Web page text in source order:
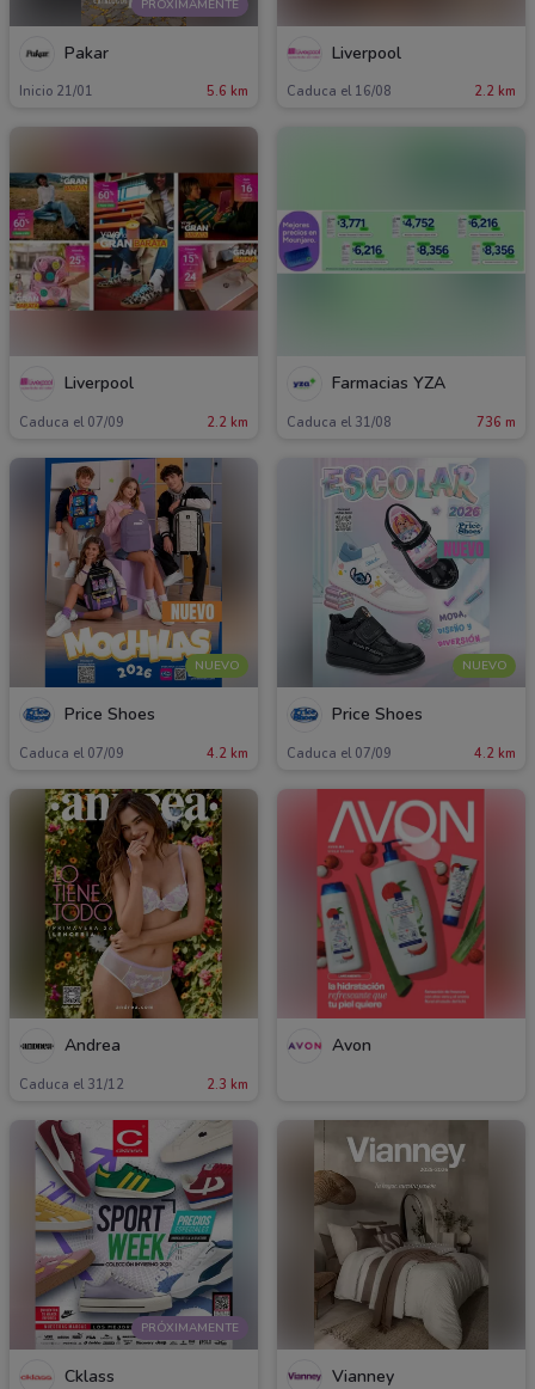
PRÓXIMAMENTE
Pakar
Inicio 21/01 5.6 km
Liverpool
Caduca el 16/08 2.2 km
Liverpool
Caduca el 07/09 2.2 km
Farmacias YZA
Caduca el 31/08 736 m
NUEVO
Price Shoes
Caduca el 07/09 4.2 km
NUEVO
Price Shoes
Caduca el 07/09 4.2 km
Andrea
Caduca el 31/12 2.3 km
Avon
PRÓXIMAMENTE
Cklass Vianney